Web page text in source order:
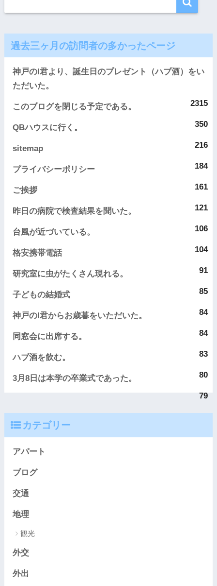
過去三ヶ月の訪問者の多かったページ
神戸のI君より、誕生日のプレゼント（ハブ酒）をい
ただいた。
2315
このブログを閉じる予定である。
350
QBハウスに行く。
216
sitemap
184
プライバシーポリシー
161
ご挨拶
121
昨日の病院で検査結果を聞いた。
106
台風が近づいている。
104
格安携帯電話
91
研究室に虫がたくさん現れる。
85
子どもの結婚式
84
神戸のI君からお歳暮をいただいた。
84
同窓会に出席する。
83
ハブ酒を飲む。
80
3月8日は本学の卒業式であった。
79
カテゴリー
アパート
ブログ
交通
地理
観光
外交
外出